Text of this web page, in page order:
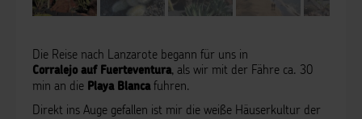
Die Reise nach Lanzarote begann für uns in
Corralejo auf Fuerteventura, als wir mit der Fähre ca. 30
min an die Playa Blanca fuhren.
Direkt ins Auge gefallen ist mir die weiße Häuserkultur der